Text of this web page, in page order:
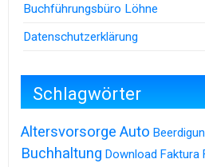
Buchführungsbüro Löhne
Datenschutzerklärung
Schlagwörter
Altersvorsorge Auto
Buchhaltung Download Faktura